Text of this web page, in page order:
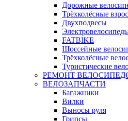
Дорожные
Трёхколёсные
Двухподвесы
FATBIKE
Шоссейные
Трёхколёсные
Туристические
РЕМОНТ
ВЕЛОЗАПЧАСТИ
Багажники
Вилки
Выносы руля
Грипсы